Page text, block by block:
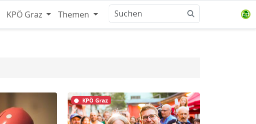
KPÖ Graz Themen
KPÖ Graz